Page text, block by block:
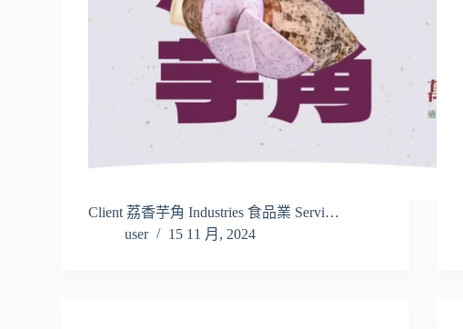
Client 荔香芋角 Industries 食品業 Servi…
user
15 11 月, 2024